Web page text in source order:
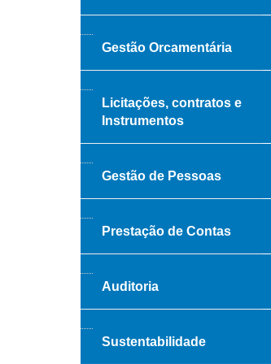
Gestão Orcamentária
Licitações, contratos e
Instrumentos
Gestão de Pessoas
Prestação de Contas
Auditoria
Sustentabilidade